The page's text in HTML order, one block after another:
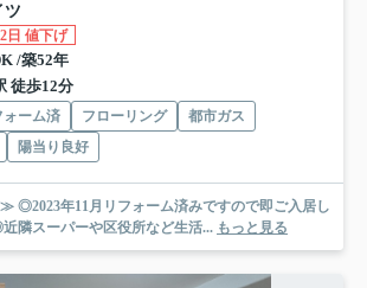
ツ
日 値下げ
/築52年
徒歩12分
ォーム済 フローリング
都市ガス
陽当り良好
◎2023年11月リフォーム済みですので即ご入居し
隣スーパーや区役所など生活... もっと見る